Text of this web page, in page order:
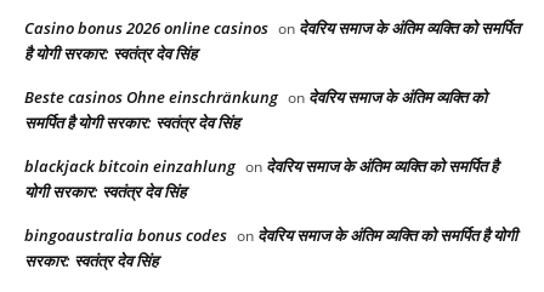
Casino bonus 2026 online casinos on देवरिय समाज के अंतिम व्यक्ति को समर्पित
है योगी सरकार: स्वतंत्र देव सिंह
Beste casinos Ohne einschränkung on देवरिय समाज के अंतिम व्यक्ति को
समर्पित है योगी सरकार: स्वतंत्र देव सिंह
blackjack bitcoin einzahlung on देवरिय समाज के अंतिम व्यक्ति को समर्पित है
योगी सरकार: स्वतंत्र देव सिंह
bingoaustralia bonus codes on देवरिय समाज के अंतिम व्यक्ति को समर्पित है योगी
सरकार: स्वतंत्र देव सिंह